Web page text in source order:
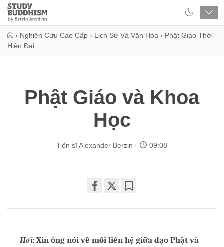
Close
Study
Buddhism
› Nghiên Cứu Cao Cấp › Lịch Sử Và Văn Hóa › Phật Giáo Thời
Hiện Đại
Phật Giáo và Khoa
Học
Tiến sĩ Alexander Berzin 09:08
on
Hỏi: Xin ông nói về mối liên hệ giữa đạo Phật và